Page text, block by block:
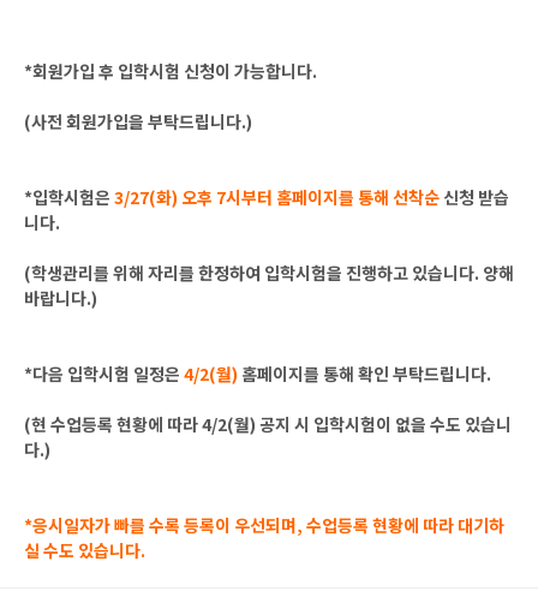
*회원가입 후 입학시험 신청이 가능합니다.
(사전 회원가입을 부탁드립니다.)
*입학시험은 3/27(화) 오후 7시부터 홈페이지를 통해 선착순 신청 받습
니다.
(학생관리를 위해 자리를 한정하여 입학시험을 진행하고 있습니다. 양해
바랍니다.)
*다음 입학시험 일정은 4/2(월) 홈페이지를 통해 확인 부탁드립니다.
(현 수업등록 현황에 따라 4/2(월) 공지 시 입학시험이 없을 수도 있습니
다.)
*응시일자가 빠를 수록 등록이 우선되며, 수업등록 현황에 따라 대기하
실 수도 있습니다.